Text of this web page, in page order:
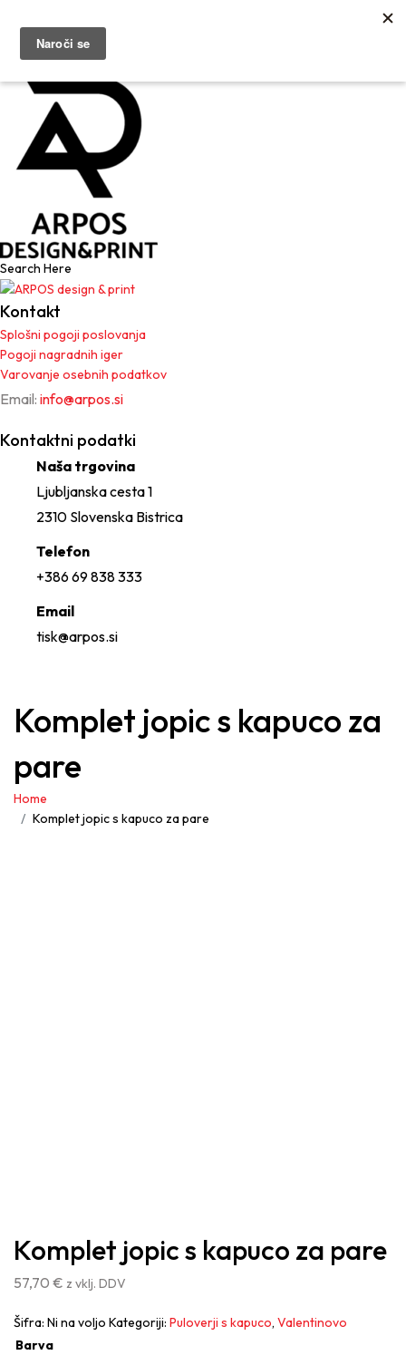
Kontakt
Splošni pogoji poslovanja
Pogoji nagradnih iger
Varovanje osebnih podatkov
Email: info@arpos.si
Kontaktni podatki
Naša trgovina
Ljubljanska cesta 1
2310 Slovenska Bistrica
Telefon
+386 69 838 333
Email
tisk@arpos.si
Komplet jopic s kapuco za
pare
Home
Komplet jopic s kapuco za pare
Komplet jopic s kapuco za pare
57,70 € z vklj. DDV
Šifra: Ni na voljo Kategoriji: Puloverji s kapuco, Valentinovo
Barva